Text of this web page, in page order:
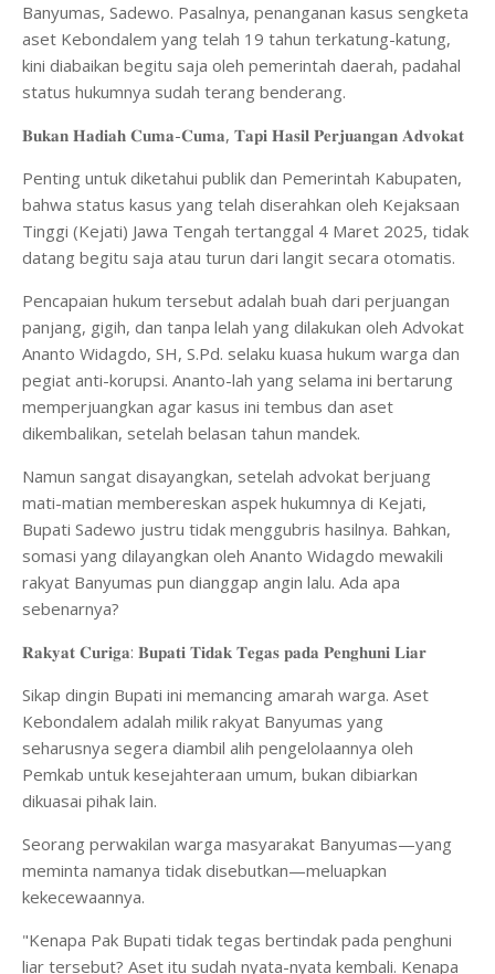
Banyumas, Sadewo. Pasalnya, penanganan kasus sengketa
aset Kebondalem yang telah 19 tahun terkatung-katung,
kini diabaikan begitu saja oleh pemerintah daerah, padahal
status hukumnya sudah terang benderang.
𝐁𝐮𝐤𝐚𝐧 𝐇𝐚𝐝𝐢𝐚𝐡 𝐂𝐮𝐦𝐚-𝐂𝐮𝐦𝐚, 𝐓𝐚𝐩𝐢 𝐇𝐚𝐬𝐢𝐥 𝐏𝐞𝐫𝐣𝐮𝐚𝐧𝐠𝐚𝐧 𝐀𝐝𝐯𝐨𝐤𝐚𝐭
Penting untuk diketahui publik dan Pemerintah Kabupaten,
bahwa status kasus yang telah diserahkan oleh Kejaksaan
Tinggi (Kejati) Jawa Tengah tertanggal 4 Maret 2025, tidak
datang begitu saja atau turun dari langit secara otomatis.
Pencapaian hukum tersebut adalah buah dari perjuangan
panjang, gigih, dan tanpa lelah yang dilakukan oleh Advokat
Ananto Widagdo, SH, S.Pd. selaku kuasa hukum warga dan
pegiat anti-korupsi. Ananto-lah yang selama ini bertarung
memperjuangkan agar kasus ini tembus dan aset
dikembalikan, setelah belasan tahun mandek.
Namun sangat disayangkan, setelah advokat berjuang
mati-matian membereskan aspek hukumnya di Kejati,
Bupati Sadewo justru tidak menggubris hasilnya. Bahkan,
somasi yang dilayangkan oleh Ananto Widagdo mewakili
rakyat Banyumas pun dianggap angin lalu. Ada apa
sebenarnya?
𝐑𝐚𝐤𝐲𝐚𝐭 𝐂𝐮𝐫𝐢𝐠𝐚: 𝐁𝐮𝐩𝐚𝐭𝐢 𝐓𝐢𝐝𝐚𝐤 𝐓𝐞𝐠𝐚𝐬 𝐩𝐚𝐝𝐚 𝐏𝐞𝐧𝐠𝐡𝐮𝐧𝐢 𝐋𝐢𝐚𝐫
Sikap dingin Bupati ini memancing amarah warga. Aset
Kebondalem adalah milik rakyat Banyumas yang
seharusnya segera diambil alih pengelolaannya oleh
Pemkab untuk kesejahteraan umum, bukan dibiarkan
dikuasai pihak lain.
Seorang perwakilan warga masyarakat Banyumas—yang
meminta namanya tidak disebutkan—meluapkan
kekecewaannya.
"Kenapa Pak Bupati tidak tegas bertindak pada penghuni
liar tersebut? Aset itu sudah nyata-nyata kembali. Kenapa